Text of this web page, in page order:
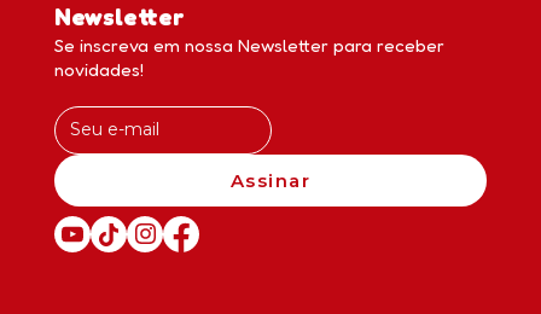
Newsletter
Se inscreva em nossa Newsletter para receber
novidades!